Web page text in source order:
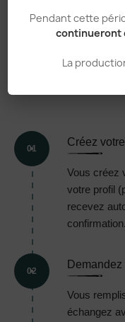
Pendant cette
continueront
La
VOTRE
01
Créez
Vous créez
votre profil
recevez
confirmation.
02
Vous
échangez